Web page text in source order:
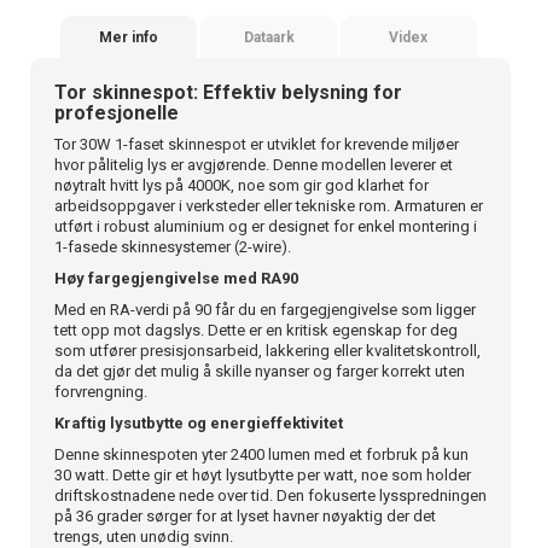
Mer info Dataark Videx
Tor skinnespot: Effektiv belysning for
profesjonelle
Tor 30W 1-faset skinnespot er utviklet for krevende miljøer
hvor pålitelig lys er avgjørende. Denne modellen leverer et
nøytralt hvitt lys på 4000K, noe som gir god klarhet for
arbeidsoppgaver i verksteder eller tekniske rom. Armaturen er
utført i robust aluminium og er designet for enkel montering i
1-fasede skinnesystemer (2-wire).
Høy fargegjengivelse med RA90
Med en RA-verdi på 90 får du en fargegjengivelse som ligger
tett opp mot dagslys. Dette er en kritisk egenskap for deg
som utfører presisjonsarbeid, lakkering eller kvalitetskontroll,
da det gjør det mulig å skille nyanser og farger korrekt uten
forvrengning.
Kraftig lysutbytte og energieffektivitet
Denne skinnespoten yter 2400 lumen med et forbruk på kun
30 watt. Dette gir et høyt lysutbytte per watt, noe som holder
driftskostnadene nede over tid. Den fokuserte lysspredningen
på 36 grader sørger for at lyset havner nøyaktig der det
trengs, uten unødig svinn.